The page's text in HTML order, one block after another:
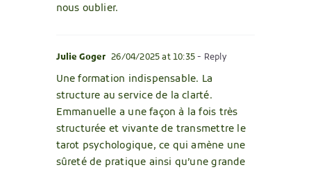
nous oublier.
Julie Goger 26/04/2025 at 10:35- Reply
Une formation indispensable. La
structure au service de la clarté.
Emmanuelle a une façon à la fois très
structurée et vivante de transmettre le
tarot psychologique, ce qui amène une
sûreté de pratique ainsi qu’une grande